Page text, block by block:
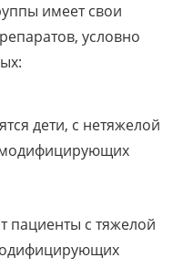
имеет свои
условно
дети, с нетяжелой
пациенты с тяжелой